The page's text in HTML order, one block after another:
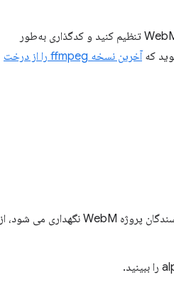
از ffmpeg با یک ویدیوی ورودی شامل داده‌های آلفا استفاده کنید، فرمت خروجی را روی WebM تنظیم کنید و کدگذاری به‌طور
که
آخرین نسخه ffmpeg را از درخت
webm-tools مجموعه ای از ابزارهای منبع باز ساده مرتبط با WebM است که توسط نویسندگان پروژه WebM نگهداری می شود، از